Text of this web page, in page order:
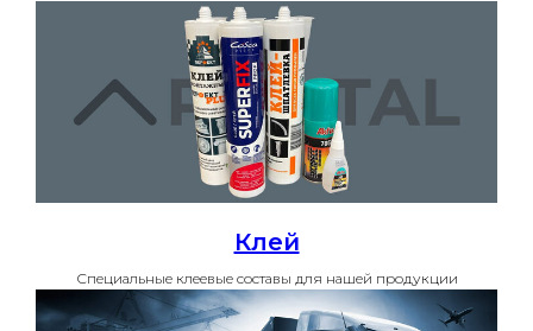
Клей
Специальные клеевые составы для нашей продукции